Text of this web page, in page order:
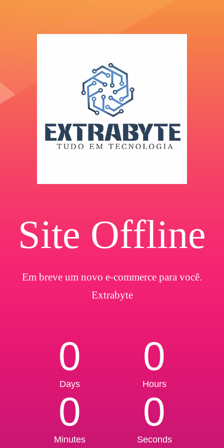
Site Offline
Em breve um novo e-commerce para você.
Extrabyte
0
Days
0
Hours
0
Minutes
0
Seconds